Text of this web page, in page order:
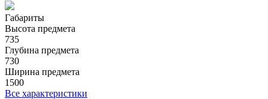
Габариты
Высота предмета
735
Глубина предмета
730
Ширина предмета
1500
Все характеристики